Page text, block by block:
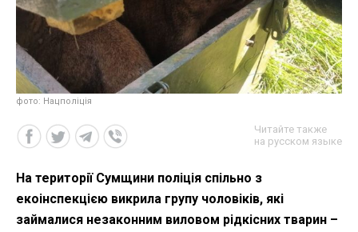
фото: Нацполіція
Читайте также
на русском языке
На території Сумщини поліція спільно з
екоінспекцією викрила групу чоловіків, які
займалися незаконним виловом рідкісних тварин –